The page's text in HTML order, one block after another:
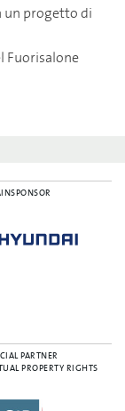
un progetto di
Fuorisalone
PARTNER
PROPERTY RIGHTS